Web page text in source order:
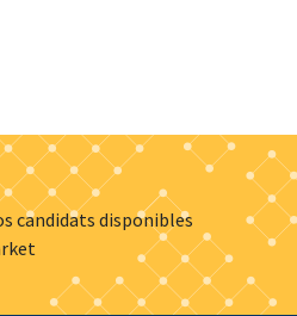
candidats disponibles